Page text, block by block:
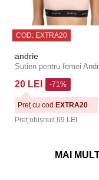
COD: EXTRA20
andrie
Sutien pentru femei
20 LEI
Preț obișnuit 69 LEI
-71%
Preț cu cod EXTRA20
MAI